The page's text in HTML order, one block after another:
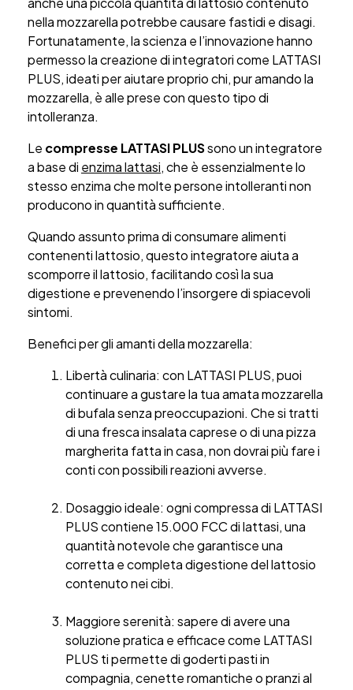
nella mozzarella potrebbe causare fastidi e disagi.
Fortunatamente, la scienza e l’innovazione hanno
permesso la creazione di integratori come LATTASI
PLUS, ideati per aiutare proprio chi, pur amando la
mozzarella, è alle prese con questo tipo di
intolleranza.
Le compresse LATTASI PLUSsono un integratore
a base di enzima lattasi, che è essenzialmente lo
stesso enzima che molte persone intolleranti non
producono in quantità sufficiente.
Quando assunto prima di consumare alimenti
contenenti lattosio, questo integratore aiuta a
scomporre il lattosio, facilitando così la sua
digestione e prevenendo l’insorgere di spiacevoli
sintomi.
Benefici per gli amanti della mozzarella:
Libertà culinaria: con LATTASI PLUS, puoi
continuare a gustare la tua amata mozzarella
di bufala senza preoccupazioni. Che si tratti
di una fresca insalata caprese o di una pizza
margherita fatta in casa, non dovrai più fare i
conti con possibili reazioni avverse.
Dosaggio ideale: ogni compressa di LATTASI
PLUS contiene 15.000 FCC di lattasi, una
quantità notevole che garantisce una
corretta e completa digestione del lattosio
contenuto nei cibi.
Maggiore serenità: sapere di avere una
soluzione pratica e efficace come LATTASI
PLUS ti permette di goderti pasti in
compagnia, cenette romantiche o pranzi al